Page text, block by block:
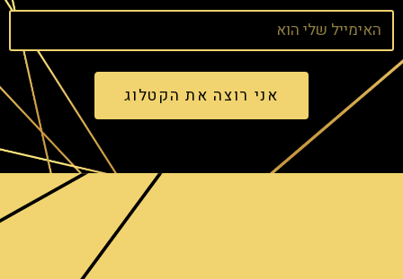
אני רוצה את הקטלוג